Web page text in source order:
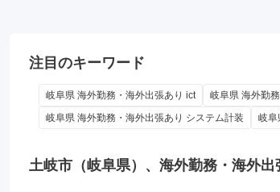
注目のキーワード
岐阜県 海外勤務・海外出張あり ict 岐阜県 海外勤
岐阜県 海外勤務・海外出張あり システム計装
岐阜
土岐市（岐阜県）、海外勤務・海外出